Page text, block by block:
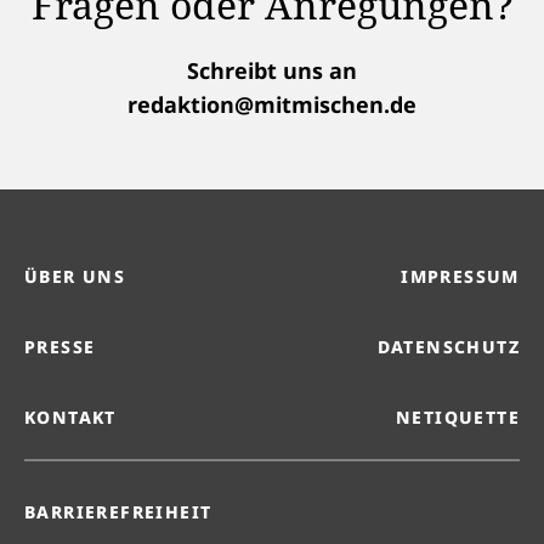
Schreibt uns an
redaktion@mitmischen.de
ÜBER UNS IMPRESSUM
PRESSE DATENSCHUTZ
KONTAKT NETIQUETTE
BARRIEREFREIHEIT